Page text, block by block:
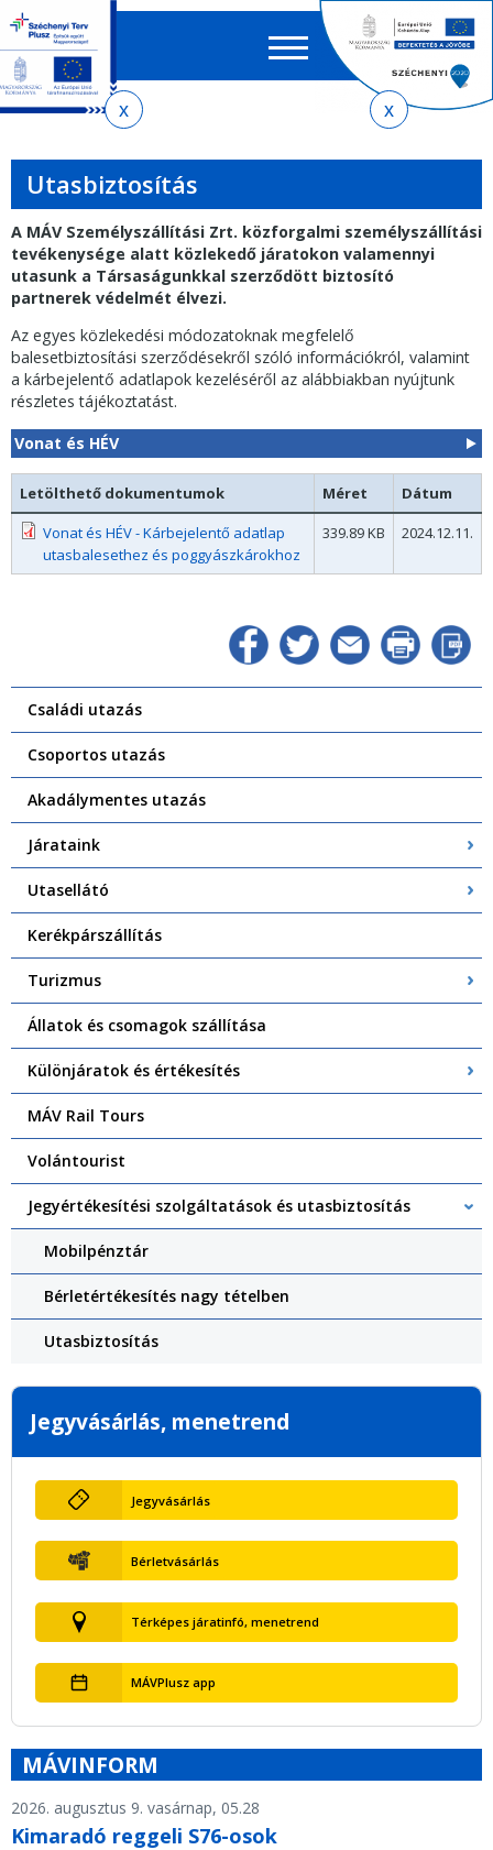
menetrendkeresőhöz
almenühöz
tartalomra
oldaltérképre
EN HU
űrlap
Utasbiztosítás
A MÁV Személyszállítási Zrt. közforgalmi személyszállítási
tevékenysége alatt közlekedő járatokon valamennyi
utasunk a Társaságunkkal szerződött biztosító
partnerek védelmét élvezi.
Az egyes közlekedési módozatoknak megfelelő
balesetbiztosítási szerződésekről szóló információkról, valamint
a kárbejelentő adatlapok kezeléséről az alábbiakban nyújtunk
részletes tájékoztatást.
Vonat és HÉV
Letölthető dokumentumok Méret
Dátum
Vonat és HÉV - Kárbejelentő adatlap
utasbalesethez és poggyászkárokhoz
339.89 KB 2024.12.11.
Családi utazás
Csoportos utazás
Akadálymentes utazás
Járataink
Utasellátó
Kerékpárszállítás
Turizmus
Állatok és csomagok szállítása
Különjáratok és értékesítés
MÁV Rail Tours
Volántourist
Jegyértékesítési szolgáltatások és utasbiztosítás
Mobilpénztár
Bérletértékesítés nagy tételben
Utasbiztosítás
Jegyvásárlás, menetrend
Jegyvásárlás
Bérletvásárlás
Térképes járatinfó, menetrend
MÁVPlusz app
MÁVINFORM
2026. augusztus 9. vasárnap, 05.28
Kimaradó reggeli S76-osok